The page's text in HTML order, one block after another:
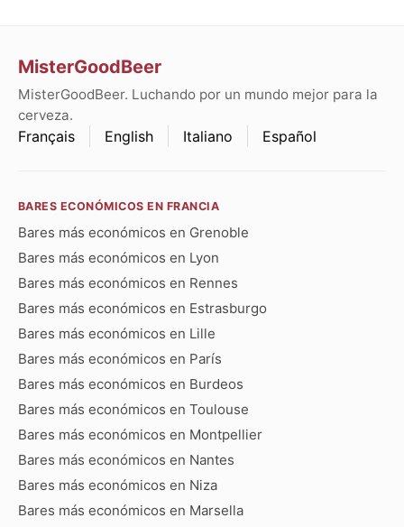
MisterGoodBeer
MisterGoodBeer. Luchando por un mundo mejor para la
cerveza.
Français English Italiano Español
BARES ECONÓMICOS EN FRANCIA
Bares más económicos en Grenoble
Bares más económicos en Lyon
Bares más económicos en Rennes
Bares más económicos en Estrasburgo
Bares más económicos en Lille
Bares más económicos en París
Bares más económicos en Burdeos
Bares más económicos en Toulouse
Bares más económicos en Montpellier
Bares más económicos en Nantes
Bares más económicos en Niza
Bares más económicos en Marsella